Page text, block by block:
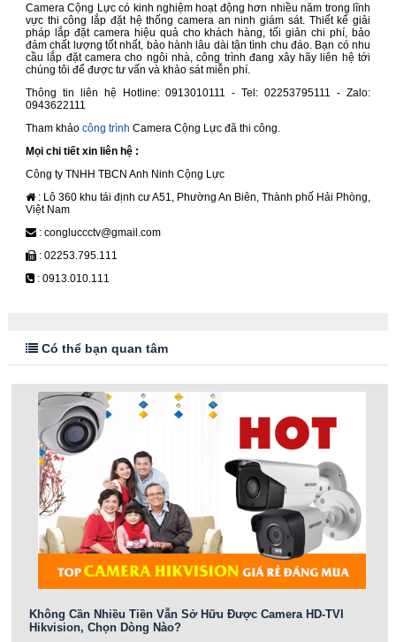
Camera Cộng Lực có kinh nghiệm hoạt động hơn nhiều năm trong lĩnh
vực thi công lắp đặt hệ thống camera an ninh giám sát. Thiết kế giải
pháp lắp đặt camera hiệu quả cho khách hàng, tối giản chi phí, bảo
đảm chất lượng tốt nhất, bảo hành lâu dài tận tình chu đáo. Bạn có nhu
cầu lắp đặt camera cho ngôi nhà, công trình đang xây hãy liên hệ tới
chúng tôi để được tư vấn và khảo sát miễn phí.
Thông tin liên hệ Hotline: 0913010111 - Tel: 02253795111 - Zalo:
0943622111
Tham khảo công trình Camera Cộng Lực đã thi công.
Mọi chi tiết xin liên hệ :
Công ty TNHH TBCN Anh Ninh Cộng Lực
: Lô 360 khu tái định cư A51, Phường An Biên, Thành phố Hải Phòng,
Việt Nam
: congluccctv@gmail.com
: 02253.795.111
: 0913.010.111
Có thể bạn quan tâm
Không Cần Nhiều Tiền Vẫn Sở Hữu Được Camera HD-TVI
Hikvision, Chọn Dòng Nào?